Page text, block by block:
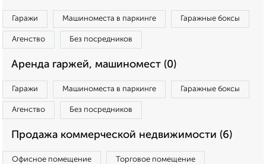
Гаражи Машиноместа в паркинге Гаражные боксы
Агенство Без посредников
Аренда гаржей, машиномест (0)
Гаражи Машиноместа в паркинге Гаражные боксы
Агенство Без посредников
Продажа коммерческой недвижимости (6)
Офисное помещение Торговое помещение